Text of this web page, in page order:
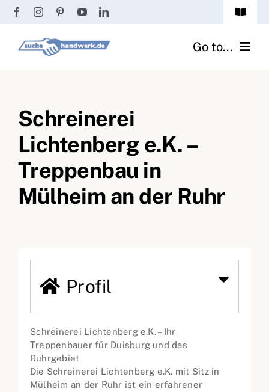
Zum
springen
Toggle
Passwort vergessen? Go to...
Fliesenrechner
Handwerker Ratgeber
Wir über uns
Schreinerei
Lichtenberg e.K. –
Treppenbau in
Mülheim an der Ruhr
Profil
Schreinerei Lichtenberg e.K. – Ihr
Treppenbauer für Duisburg und das
Ruhrgebiet
Die Schreinerei Lichtenberg e.K. mit Sitz in
Mülheim an der Ruhr ist ein erfahrener